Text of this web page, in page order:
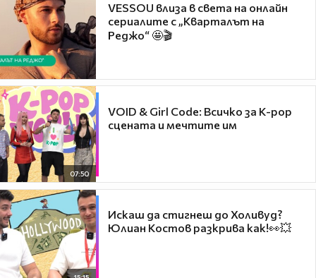
VESSOU влиза в света на онлайн
сериалите с „Кварталът на
Реджо“ 🤩🎬
07:50
VOID & Girl Code: Всичко за K-pop
сцената и мечтите им
Искаш да стигнеш до Холивуд?
Юлиан Костов разкрива как!👀💥